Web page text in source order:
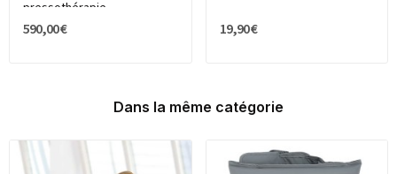
pressothérapie
590,00 € 19,90 €
Dans la même catégorie